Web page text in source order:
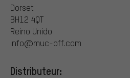
Dorset
BH12 4QT
Reino Unido
info@muc-off.com
Distributeur: